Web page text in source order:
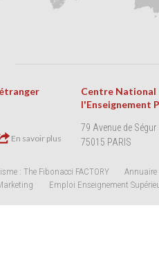
En savoir plus
Centre National
l'Enseignement
79 Avenue de Ségur
75015 PARIS
: The Fibonacci FACTORY
Annuaire
Emploi Enseignement